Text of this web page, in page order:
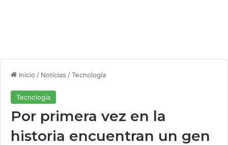
Inicio / Noticias /Tecnología
Tecnología
Por primera vez en la
historia encuentran un gen